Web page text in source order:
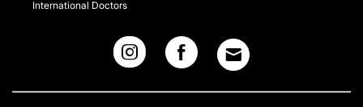
International Doctors